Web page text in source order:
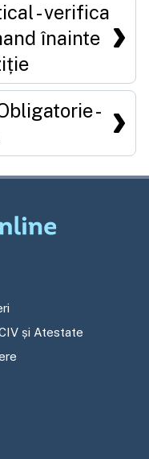
- verifica
înainte
-
și Atestate